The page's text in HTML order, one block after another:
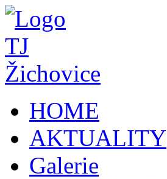
HOME
AKTUALITY
Galerie